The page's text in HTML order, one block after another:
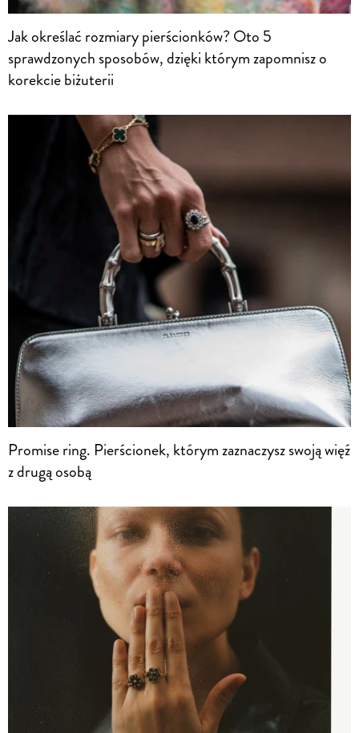
Jak określać rozmiary pierścionków? Oto 5
sprawdzonych sposobów, dzięki którym zapomnisz o
korekcie biżuterii
Promise ring. Pierścionek, którym zaznaczysz swoją więź
z drugą osobą